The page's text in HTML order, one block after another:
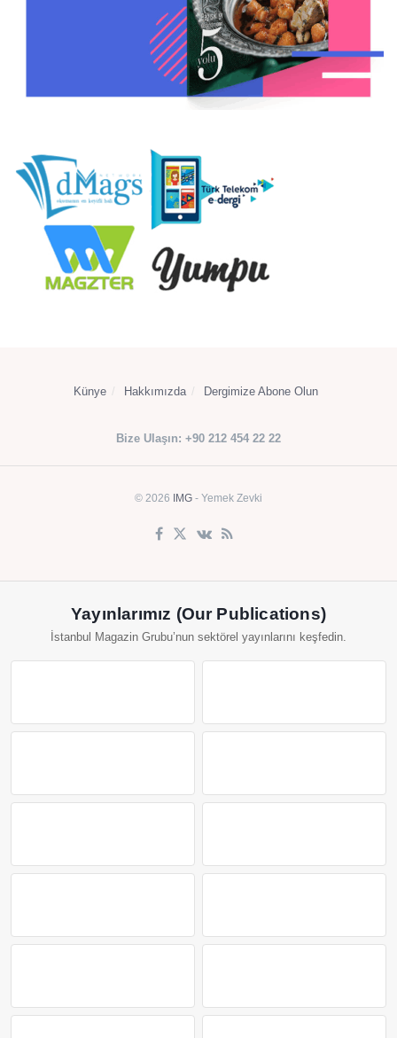
Künye Hakkımızda Dergimize Abone Olun
Bize Ulaşın: +90 212 454 22 22
© 2026 IMG - Yemek Zevki
Yayınlarımız (Our Publications)
İstanbul Magazin Grubu’nun sektörel yayınlarını keşfedin.